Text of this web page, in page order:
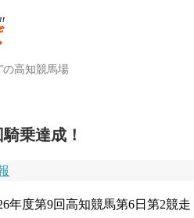
の高知競馬場
乗達成！
年度第9回高知競馬第6日第2競走